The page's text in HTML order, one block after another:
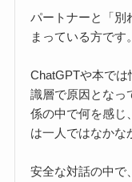
パートナーと「別
まっている方です。
ChatGPTや本で
識層で原因となっ
係の中で何を感じ
は一人ではなかな
安全な対話の中で